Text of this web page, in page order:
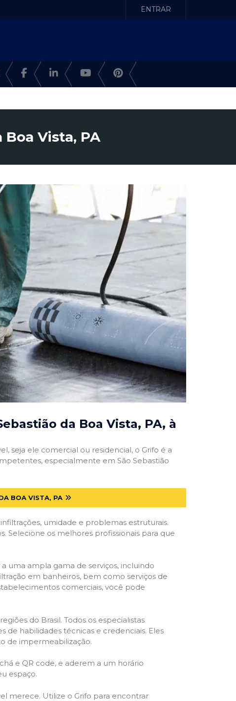
ENTRAR
Vista, PA
da Boa Vista, PA, à
seja ele comercial ou residencial, o Grifo é a
especialmente em São Sebastião
BOA VISTA, PA
umidade e problemas estruturais.
Selecione os melhores profissionais para que
uma ampla gama de serviços, incluindo
em banheiros, bem como serviços de
comerciais, você pode
do Brasil. Todos os especialistas
de habilidades técnicas e credenciais. Eles
de impermeabilização.
e QR code, e aderem a um horário
espaço.
merece. Utilize o Grifo para encontrar